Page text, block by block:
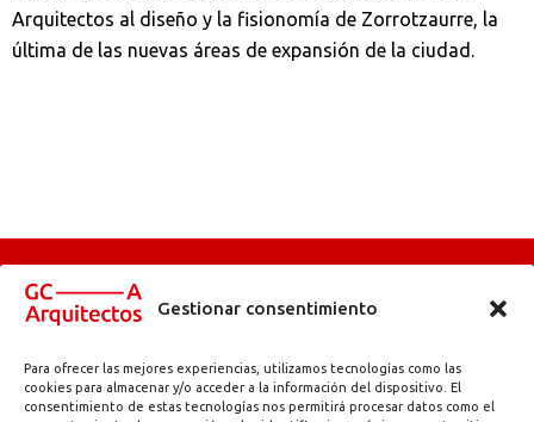
Gestionar consentimiento
Para ofrecer las mejores experiencias, utilizamos tecnologías como las
cookies para almacenar y/o acceder a la información del dispositivo. El
consentimiento de estas tecnologías nos permitirá procesar datos como el
Arquitectos al diseño y la fisionomía de Zorrotzaurre, la
última de las nuevas áreas de expansión de la ciudad.
kalea, 11 | 48180 Loiu (Bizkaia) | info@gc-arquitectos.com | T.
971 384